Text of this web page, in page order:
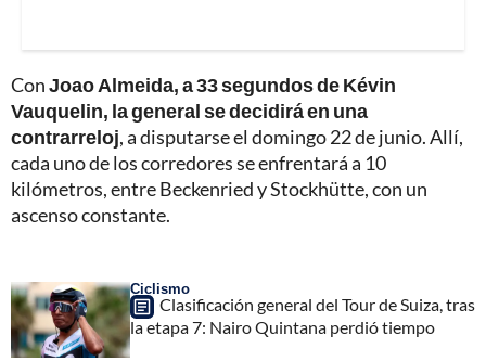
ConJoao Almeida, a 33 segundos de Kévin
Vauquelin, la general se decidirá en una
contrarreloj, a disputarse el domingo 22 de junio. Allí,
cada uno de los corredores se enfrentará a 10
kilómetros, entre Beckenried y Stockhütte, con un
ascenso constante.
Ciclismo
Clasificación general del Tour de Suiza, tras
la etapa 7: Nairo Quintana perdió tiempo